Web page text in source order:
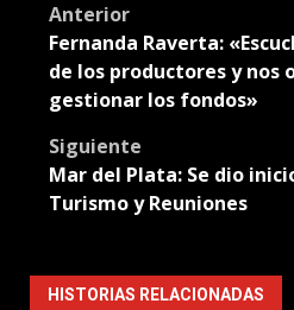
Post
navigation
Anterior
Fernanda Raverta:
de los productores y nos
gestionar los fondos»
Siguiente
Mar del Plata: Se dio
Turismo y Reuniones
HISTORIAS RELACIONADAS